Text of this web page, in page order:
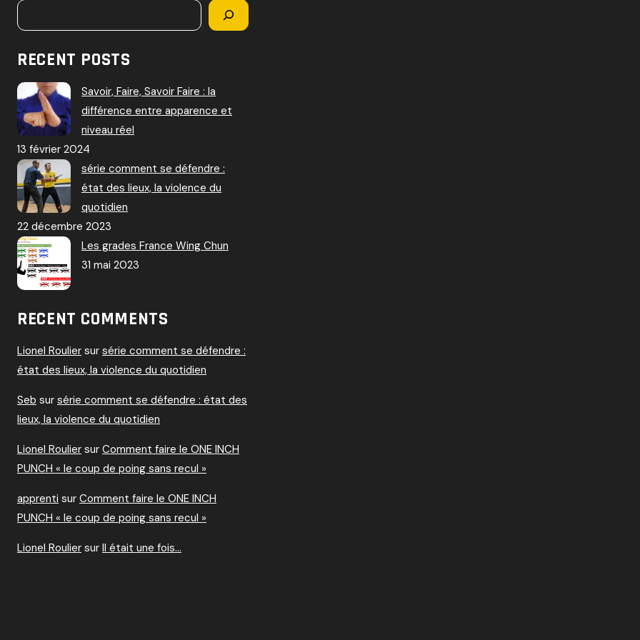
RECENT POSTS
Savoir, Faire, Savoir Faire : la
différence entre apparence et
niveau réel
13 février 2024
série comment se défendre :
état des lieux, la violence du
quotidien
22 décembre 2023
Les grades France Wing Chun
31 mai 2023
RECENT COMMENTS
Lionel Roulier sur série comment se défendre :
état des lieux, la violence du quotidien
Seb sur série comment se défendre : état des
lieux, la violence du quotidien
Lionel Roulier sur Comment faire le ONE INCH
PUNCH « le coup de poing sans recul »
apprenti sur Comment faire le ONE INCH
PUNCH « le coup de poing sans recul »
Lionel Roulier sur Il était une fois…